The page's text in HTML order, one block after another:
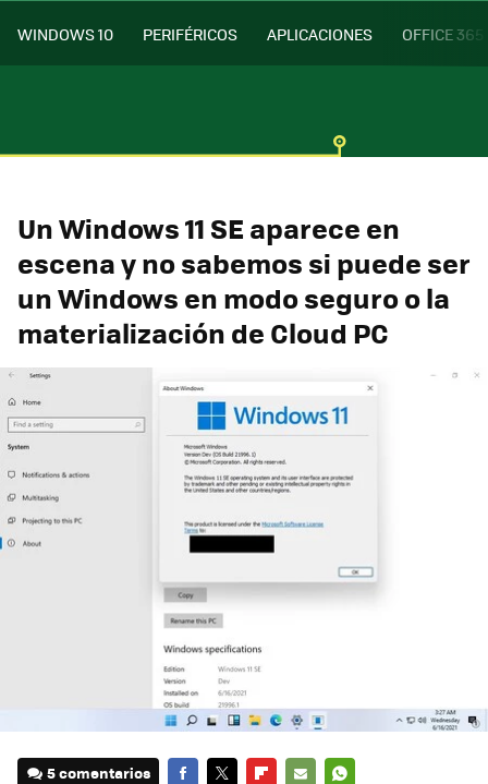
WINDOWS 10 PERIFÉRICOS APLICACIONES OFFICE 365
Un Windows 11 SE aparece en
escena y no sabemos si puede ser
un Windows en modo seguro o la
materialización de Cloud PC
5 comentarios